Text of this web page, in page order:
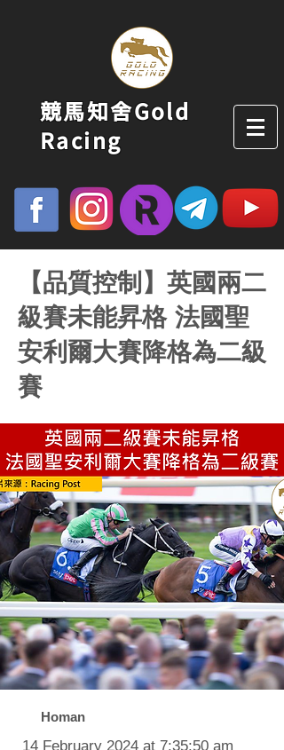
競馬知舍Gold
Racing
【品質控制】英國兩二
級賽未能昇格 法國聖
安利爾大賽降格為二級
賽
Homan
14 February 2024 at 7:35:50 am